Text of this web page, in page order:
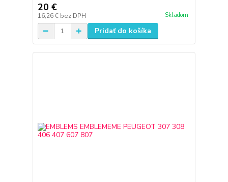
20 €
16,26 € bez DPH Skladom
Pridať do košíka